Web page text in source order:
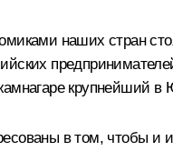
наших стран
крупнейший в
в том, чтобы и